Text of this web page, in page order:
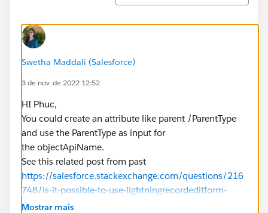
Thank you,
P
Swetha Maddali (Salesforce)
3 de nov. de 2022 12:52
HI Phuc,
You could create an attribute like parent /ParentType
and use the ParentType as input for
the objectApiName.
See this related post from past
https://salesforce.stackexchange.com/questions/216
748/is-it-possible-to-use-lightningrecordeditform-
dynamically-on-different-object-t
Mostrar mais